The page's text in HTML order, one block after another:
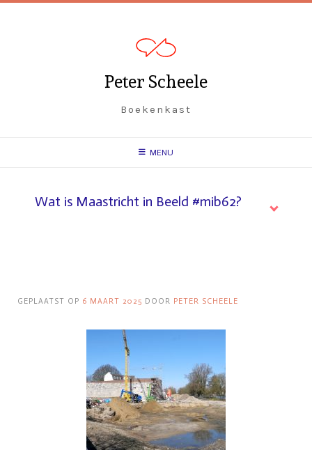
Peter Scheele
Boekenkast
MENU
Wat is Maastricht in Beeld #mib62?
GEPLAATST OP 6 MAART 2025 DOOR PETER SCHEELE